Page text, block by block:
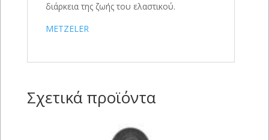
διάρκεια της ζωής του ελαστικού.
METZELER
Σχετικά προϊόντα